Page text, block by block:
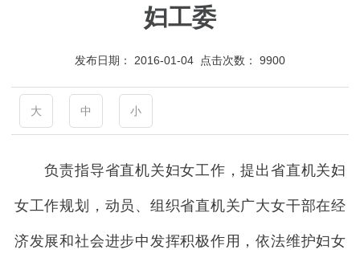
妇工委
发布日期： 2016-01-04 点击次数： 9900
大 中 小
负责指导省直机关妇女工作，提出省直机关妇
女工作规划，动员、组织省直机关广大女干部在经
济发展和社会进步中发挥积极作用，依法维护妇女